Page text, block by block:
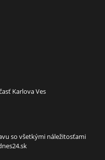
Karlova Ves
so všetkými náležitosťami